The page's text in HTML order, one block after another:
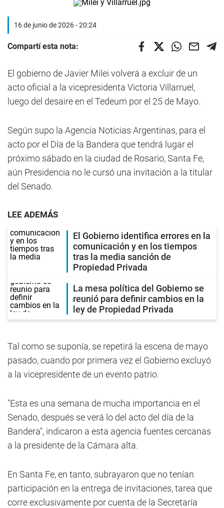
16 de junio de 2026 - 20:24
Compartí esta nota:
El gobierno de Javier Milei volverá a excluir de un
acto oficial a la vicepresidenta Victoria Villarruel,
luego del desaire en el Tedeum por el 25 de Mayo.
Según supo la Agencia Noticias Argentinas, para el
acto por el Día de la Bandera que tendrá lugar el
próximo sábado en la ciudad de Rosario, Santa Fe,
aún Presidencia no le cursó una invitación a la titular
del Senado.
LEE ADEMÁS
El Gobierno identifica errores en la
comunicación y en los tiempos
tras la media sanción de
Propiedad Privada
La mesa política del Gobierno se
reunió para definir cambios en la
ley de Propiedad Privada
Tal como se suponía, se repetirá la escena de mayo
pasado, cuando por primera vez el Gobierno excluyó
a la vicepresidente de un evento patrio.
"Esta es una semana de mucha importancia en el
Senado, después se verá lo del acto del día de la
Bandera", indicaron a esta agencia fuentes cercanas
a la presidente de la Cámara alta.
En Santa Fe, en tanto, subrayaron que no tenían
participación en la entrega de invitaciones, tarea que
corre exclusivamente por cuenta de la Secretaría